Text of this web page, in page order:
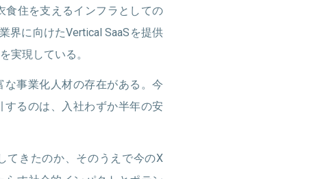
住を支えるインフラとしての
界に向けたVertical SaaSを提供
実現している。
事業化人材の存在がある。今
するのは、入社わずか半年の安
てきたのか、そのうえで今のX